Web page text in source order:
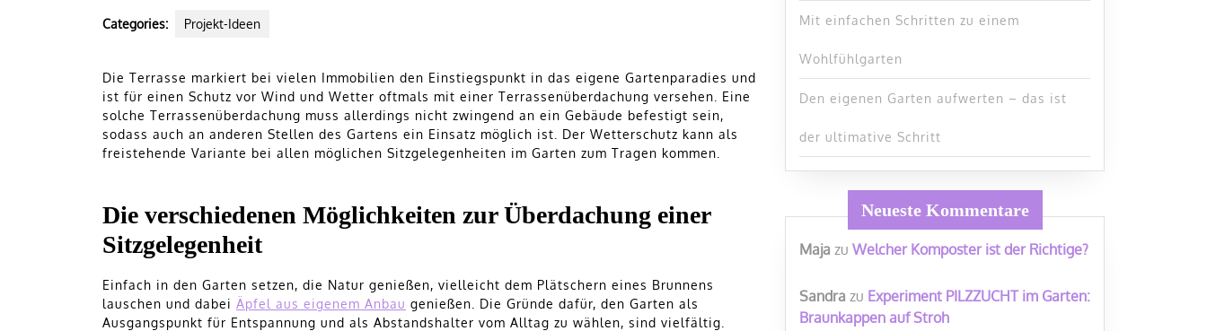
Categories: Projekt-Ideen
Die Terrasse markiert bei vielen Immobilien den Einstiegspunkt in das eigene Gartenparadies und
ist für einen Schutz vor Wind und Wetter oftmals mit einer Terrassenüberdachung versehen. Eine
solche Terrassenüberdachung muss allerdings nicht zwingend an ein Gebäude befestigt sein,
sodass auch an anderen Stellen des Gartens ein Einsatz möglich ist. Der Wetterschutz kann als
freistehende Variante bei allen möglichen Sitzgelegenheiten im Garten zum Tragen kommen.
Die verschiedenen Möglichkeiten zur Überdachung einer
Sitzgelegenheit
Einfach in den Garten setzen, die Natur genießen, vielleicht dem Plätschern eines Brunnens
lauschen und dabei Äpfel aus eigenem Anbau genießen. Die Gründe dafür, den Garten als
Ausgangspunkt für Entspannung und als Abstandshalter vom Alltag zu wählen, sind vielfältig.
Mit einfachen Schritten zu einem
Wohlfühlgarten
Den eigenen Garten aufwerten – das ist
der ultimative Schritt
Neueste Kommentare
Maja zu Welcher Komposter ist der Richtige?
Sandra zu Experiment PILZZUCHT im Garten:
Braunkappen auf Stroh